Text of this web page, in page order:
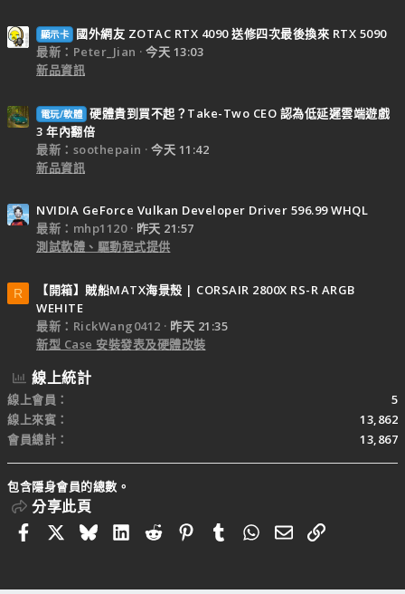
顯示卡
國外網友 ZOTAC RTX 4090 送修四次最後換來 RTX 5090
最新：Peter_Jian
今天 13:03
新品資訊
電玩/軟體 硬體貴到買不起？Take-Two CEO 認為低延遲雲端遊戲
3 年內翻倍
最新：soothepain
今天 11:42
新品資訊
NVIDIA GeForce Vulkan Developer Driver 596.99 WHQL
最新：mhp1120
昨天 21:57
測試軟體、驅動程式提供
R
【開箱】賊船MATX海景殼 | CORSAIR 2800X RS-R ARGB
WEHITE
最新：RickWang0412
昨天 21:35
新型 Case 安裝發表及硬體改裝
線上統計
線上會員
5
線上來賓
13,862
會員總計
13,867
包含隱身會員的總數。
分享此頁
FacebookBlueskyLinkedIn
RedditPinterestTumblrWhatsApp
電子郵件
連結